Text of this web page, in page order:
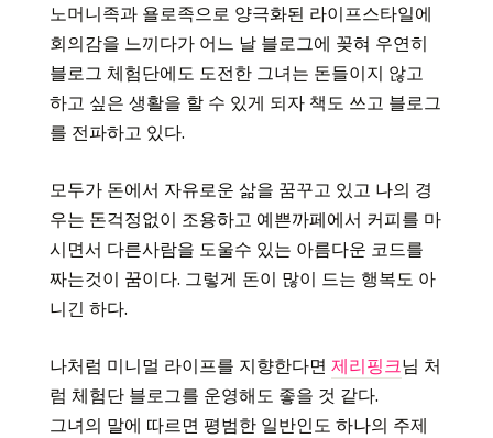
노머니족과 욜로족으로 양극화된 라이프스타일에
회의감을 느끼다가 어느 날 블로그에 꽂혀 우연히
블로그 체험단에도 도전한 그녀는 돈들이지 않고
하고 싶은 생활을 할 수 있게 되자 책도 쓰고 블로그
를 전파하고 있다.
모두가 돈에서 자유로운 삶을 꿈꾸고 있고 나의 경
우는 돈걱정없이 조용하고 예쁜까페에서 커피를 마
시면서 다른사람을 도울수 있는 아름다운 코드를
짜는것이 꿈이다. 그렇게 돈이 많이 드는 행복도 아
니긴 하다.
나처럼 미니멀 라이프를 지향한다면 제리핑크님 처
럼 체험단 블로그를 운영해도 좋을 것 같다.
그녀의 말에 따르면 평범한 일반인도 하나의 주제